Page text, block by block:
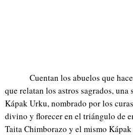
Cuentan los abuelos que
que relatan los astros sagrados,
Kápak Urku, nombrado por los
divino y florecer en el triángulo de
Taita Chimborazo y el mismo